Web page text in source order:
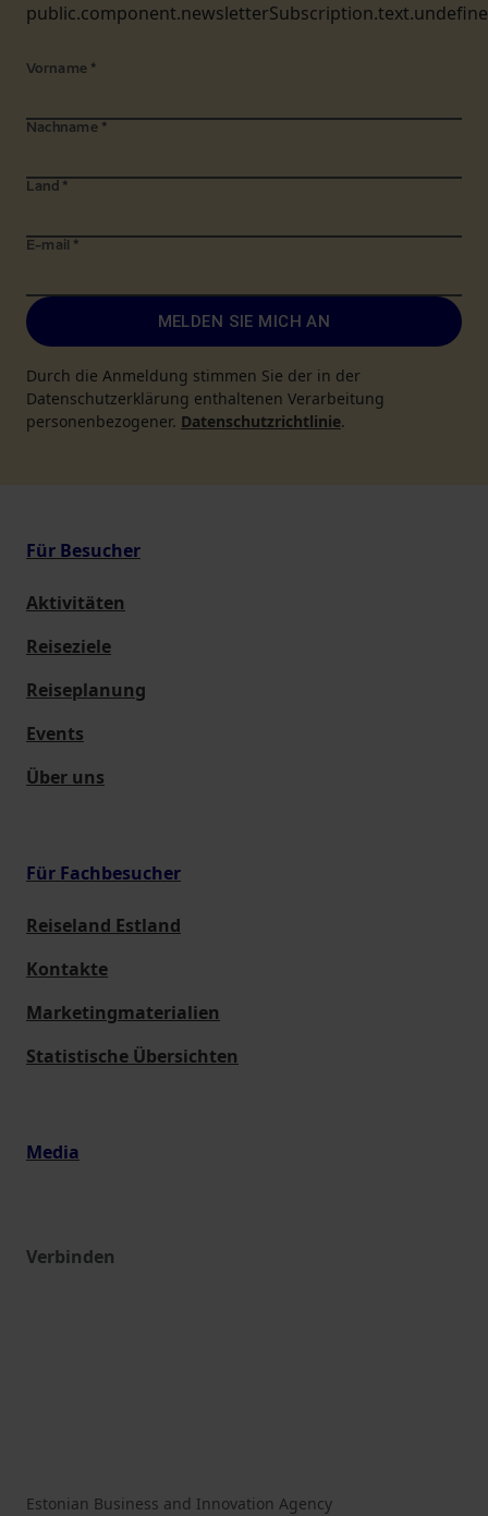
Vorname *
Nachname *
Land *
E-mail *
MELDEN SIE MICH AN
Durch die Anmeldung stimmen Sie der in der
Datenschutzerklärung enthaltenen Verarbeitung
personenbezogener. Datenschutzrichtlinie.
Für Besucher
Aktivitäten
Reiseziele
Reiseplanung
Events
Über uns
Für Fachbesucher
Reiseland Estland
Kontakte
Marketingmaterialien
Statistische Übersichten
Media
Verbinden
Estonian Business and Innovation Agency